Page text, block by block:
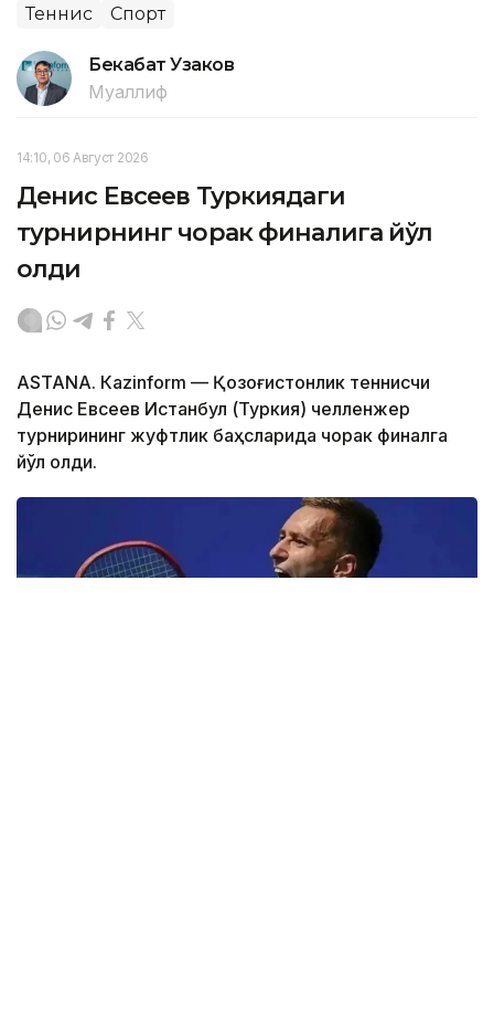
Теннис Спорт
Бекабат Узаков
Муаллиф
14:10, 06 Август 2026
Денис Евсеев Туркиядаги
турнирнинг чорак финалига йўл
олди
ASTANА. Кazinform — Қозоғистонлик теннисчи
Денис Евсеев Истанбул (Туркия) челленжер
турнирининг жуфтлик баҳсларида чорак финалга
йўл олди.